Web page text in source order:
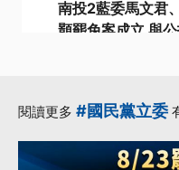
南投2藍委馬文君
顥罷免案成立 與
更多...
閱讀更多 #國民黨立委